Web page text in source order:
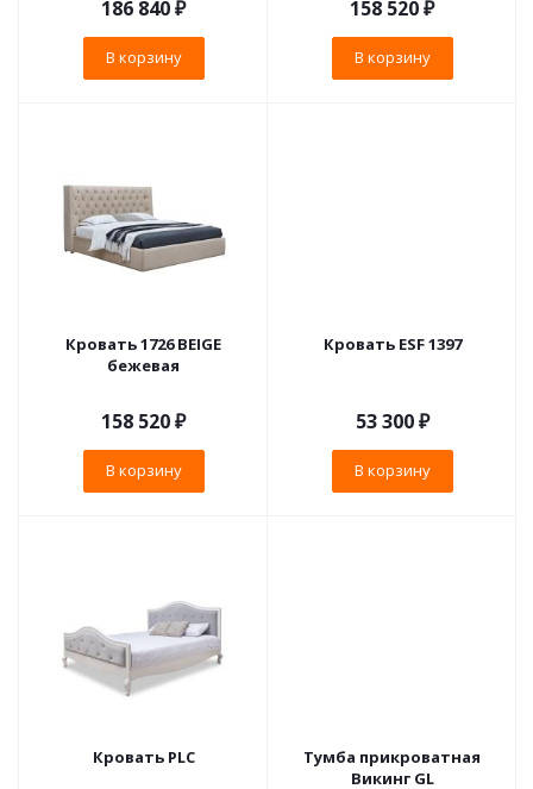
186 840₽
В корзину
158 520₽
В корзину
Кровать 1726 BEIGE
бежевая
158 520₽
В корзину
Кровать ESF 1397
53 300₽
В корзину
Кровать PLC
Тумба прикроватная
Викинг GL